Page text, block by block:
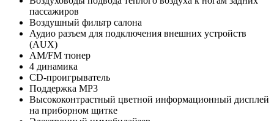
пассажиров
Воздушный фильтр салона
Аудио разъем для подключения внешних устройств
(AUX)
AM/FM тюнер
4 динамика
CD-проигрыватель
Поддержка MP3
Высококонтрастный цветной информационный дисплей
на приборном щитке